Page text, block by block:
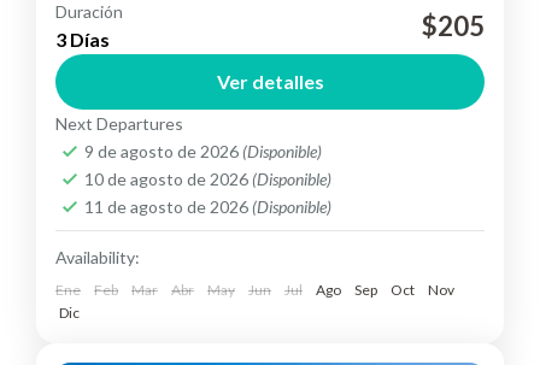
Otavalo
Easy
Duración
3 Días $205
Ver detalles
Next Departures
9 de agosto de 2026 (Disponible)
10 de agosto de 2026 (Disponible)
11 de agosto de 2026 (Disponible)
Availability:
Ene Feb Mar Abr May Jun Jul Ago Sep Oct
Nov
Dic